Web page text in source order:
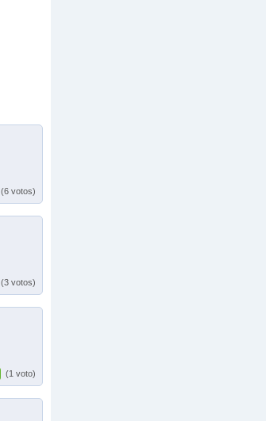
(6 votos)
(3 votos)
(1 voto)